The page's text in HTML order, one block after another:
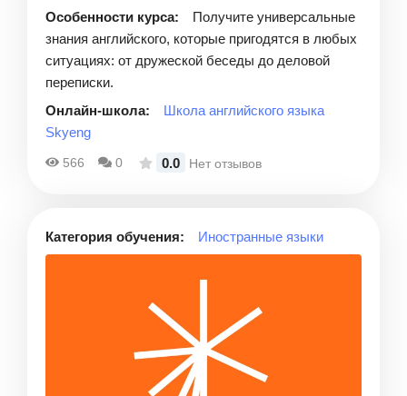
Особенности курса:
Получите универсальные
знания английского, которые пригодятся в любых
ситуациях: от дружеской беседы до деловой
переписки.
Онлайн-школа:
Школа английского языка
Skyeng
566 0 0.0 Нет отзывов
Категория обучения: Иностранные языки